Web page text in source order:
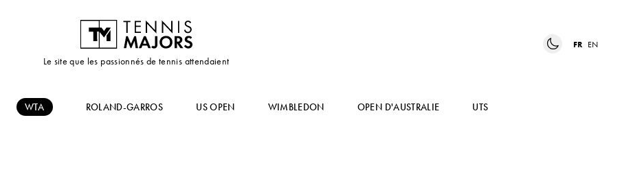
Le site que les passionnés de tennis attendaient
FR EN
WTA ROLAND-GARROS US OPEN WIMBLEDON OPEN D'AUSTRALIE UTS